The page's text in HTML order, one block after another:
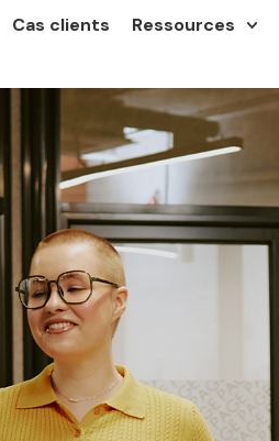
Cas clients Ressources